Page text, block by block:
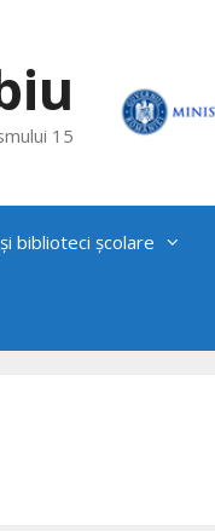
15
biblioteci școlare